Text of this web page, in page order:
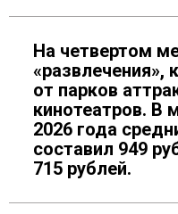
На четвертом
«развлечения»,
от парков
кинотеатров. В
2026 года
составил 949
715 рублей.